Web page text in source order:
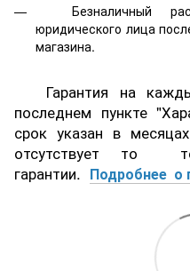
Безналичный
юридического лица
магазина.
Гарантия на
последнем пункте
срок указан в
отсутствует то
гарантии. Подробнее о